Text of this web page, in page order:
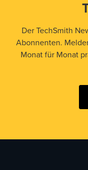
Der TechSmith
Abonnenten.
Monat für Monat